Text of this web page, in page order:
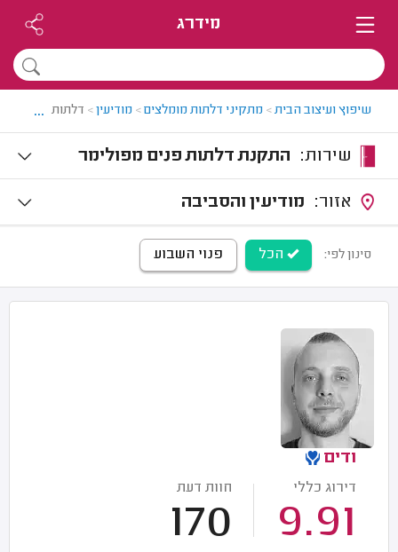
מידרג
שיפוץ ועיצוב הבית> מתקיני דלתות מומלצים> מודיעין> דלתות פנים
...
התקנת דלתות פנים מפולימר
מודיעין והסביבה
סינון לפי: הכל פנוי השבוע
ודים
דירוג כללי
9.91
חוות דעת
170